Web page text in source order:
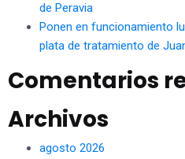
de Peravia
Ponen en funcionamiento
plata de tratamiento de
Comentarios
Archivos
agosto 2026